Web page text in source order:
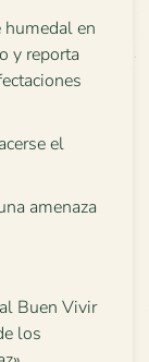
en
y reporta
el
amenaza
Buen Vivir
los